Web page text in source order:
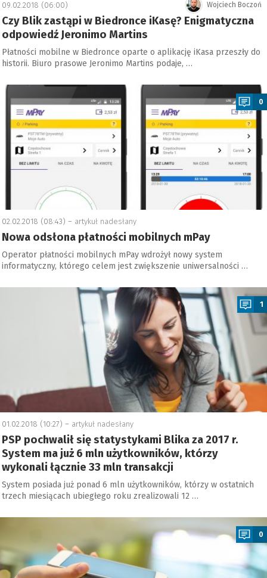
Wojciech Boczoń
09.02.2018 (06:00)
Czy Blik zastąpi w Biedronce iKasę? Enigmatyczna
odpowiedź Jeronimo Martins
Płatności mobilne w Biedronce oparte o aplikację iKasa przeszły do
historii. Biuro prasowe Jeronimo Martins podaje, …
0
02.02.2018 (08:43) – artykuł nadesłany
Nowa odsłona płatności mobilnych mPay
Operator płatności mobilnych mPay wdrożył nowy system
informatyczny, którego celem jest zwiększenie uniwersalności …
1
01.02.2018 (10:27) – artykuł nadesłany
PSP pochwalił się statystykami Blika za 2017 r.
System ma już 6 mln użytkowników, którzy
wykonali łącznie 33 mln transakcji
System posiada już ponad 6 mln użytkowników, którzy w ostatnich
trzech miesiącach ubiegłego roku zrealizowali 12 …
0